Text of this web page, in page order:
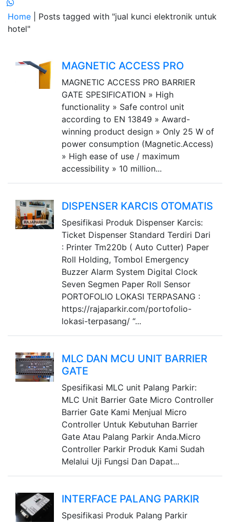
Home
| Posts tagged with "jual kunci elektronik untuk
hotel"
MAGNETIC ACCESS PRO
MAGNETIC ACCESS PRO BARRIER
GATE SPESIFICATION » High
functionality » Safe control unit
according to EN 13849 » Award-
winning product design » Only 25 W of
power consumption (Magnetic.Access)
» High ease of use / maximum
accessibility » 10 million...
DISPENSER KARCIS OTOMATIS
Spesifikasi Produk Dispenser Karcis:
Ticket Dispenser Standard Terdiri Dari
: Printer Tm220b ( Auto Cutter) Paper
Roll Holding, Tombol Emergency
Buzzer Alarm System Digital Clock
Seven Segmen Paper Roll Sensor
PORTOFOLIO LOKASI TERPASANG :
https://rajaparkir.com/portofolio-
lokasi-terpasang/ “...
MLC DAN MCU UNIT BARRIER
GATE
Spesifikasi MLC unit Palang Parkir:
MLC Unit Barrier Gate Micro Controller
Barrier Gate Kami Menjual Micro
Controller Untuk Kebutuhan Barrier
Gate Atau Palang Parkir Anda.Micro
Controller Parkir Produk Kami Sudah
Melalui Uji Fungsi Dan Dapat...
INTERFACE PALANG PARKIR
Spesifikasi Produk Palang Parkir